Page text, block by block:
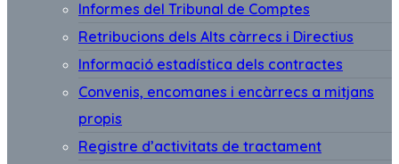
Informes del Tribunal de Comptes
Retribucions dels Alts càrrecs i Directius
Informació estadística dels contractes
Convenis, encomanes i encàrrecs a mitjans
propis
Registre d’activitats de tractament